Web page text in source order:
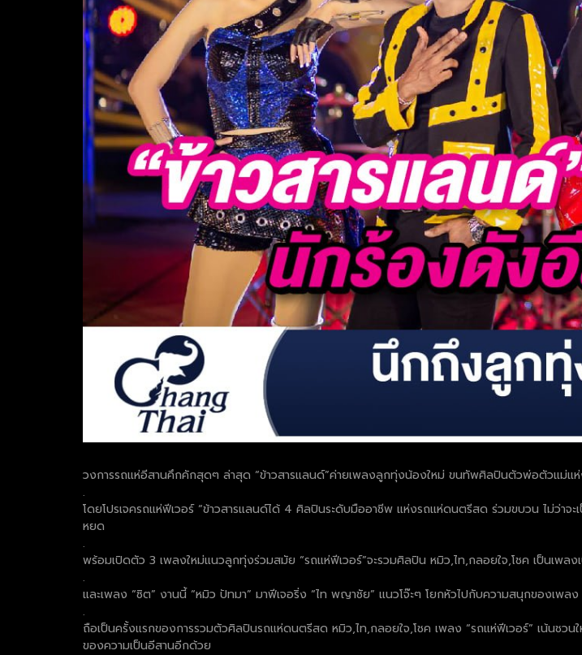
วงการรถแห่อีสานคึกคักสุดๆ ล่าสุด “ข้าวสารแลนด์”ค่ายเพลงลูกทุ่งน้องใหม่ ขนทัพศิลปินตัวพ่อตัวแม่แ
.
โดยโปรเจครถแห่ฟีเวอร์ “ข้าวสารแลนด์ได้ 4 ศิลปินระดับมืออาชีพ แห่งรถแห่ดนตรีสด ร่วมขบวน ไม่ว่า
หยด
.
พร้อมเปิดตัว 3 เพลงใหม่แนวลูกทุ่งร่วมสมัย “รถแห่ฟีเวอร์”จะรวมศิลปิน หมิว,ไท,กลอยใจ,โชค เป็นเพ
.
และเพลง “ซิต” งานนี้ “หมิว ปัทมา” มาฟีเจอริ่ง “ไท พญาชัย” แนวโจ๊ะๆ โยกหัวไปกับความสนุกของเ
.
ถือเป็นครั้งแรกของการรวมตัวศิลปินรถแห่ดนตรีสด หมิว,ไท,กลอยใจ,โชค เพลง “รถแห่ฟีเวอร์” เน้นช
ของความเป็นอีสานอีกด้วย